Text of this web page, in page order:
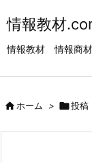
情報教材
情報教材 情報商
ホーム > 投稿